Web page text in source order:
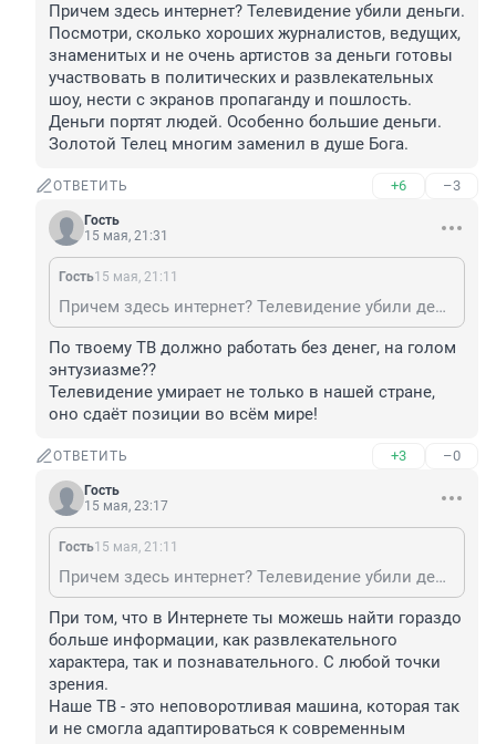
Причем здесь интернет? Телевидение убили деньги.
Посмотри, сколько хороших журналистов, ведущих,
знаменитых и не очень артистов за деньги готовы
участвовать в политических и развлекательных
шоу, нести с экранов пропаганду и пошлость.
Деньги портят людей. Особенно большие деньги.
Золотой Телец многим заменил в душе Бога.
ОТВЕТИТЬ +6 –3
Гость
15 мая, 21:31
Гость15 мая, 21:11
Причем здесь интернет? Телевидение убили деньги. Посмотри, сколько хороших журналистов, ведущих, знаменитых и не очень артистов за деньги готовы участвовать в политических и развлекательных шоу, нести с экранов пропаганду и пошлость. Деньги портят людей. Особенно большие деньги. Золотой Телец многим заменил в душе Бога.
По твоему ТВ должно работать без денег, на голом
энтузиазме??
Телевидение умирает не только в нашей стране,
оно сдаёт позиции во всём мире!
ОТВЕТИТЬ +3 –0
Гость
15 мая, 23:17
Гость15 мая, 21:11
Причем здесь интернет? Телевидение убили деньги. Посмотри, сколько хороших журналистов, ведущих, знаменитых и не очень артистов за деньги готовы участвовать в политических и развлекательных шоу, нести с экранов пропаганду и пошлость. Деньги портят людей. Особенно большие деньги. Золотой Телец многим заменил в душе Бога.
При том, что в Интернете ты можешь найти гораздо
больше информации, как развлекательного
характера, так и познавательного. С любой точки
зрения.
Наше ТВ - это неповоротливая машина, которая так
и не смогла адаптироваться к современным